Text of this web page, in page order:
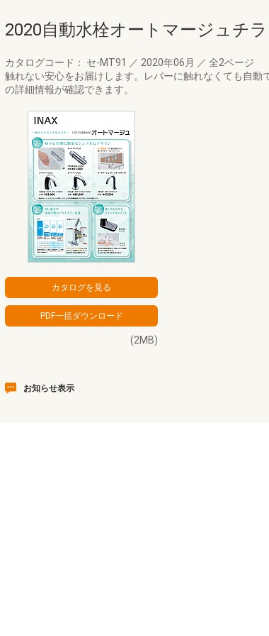
2020自動水栓オートマージュチ
カタログコード： セ-MT91 ／ 2020年06月 ／ 全2ページ
触れない安心をお届けします。レバーに触れなくても自
の詳細情報が確認できます。
(2MB)
お知らせ表示